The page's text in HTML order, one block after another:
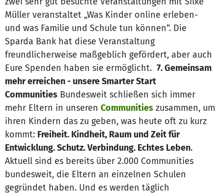
Müller veranstaltet „Was Kinder online erleben-
und was Familie und Schule tun können“. Die
Sparda Bank hat diese Veranstaltung
freundlicherweise maßgeblich gefördert, aber auch
Eure Spenden haben sie ermöglicht. 7. Gemeinsam
mehr erreichen - unsere Smarter Start
Communities Bundesweit schließen sich immer
mehr Eltern in unseren Communities zusammen, um
ihren Kindern das zu geben, was heute oft zu kurz
kommt: Freiheit. Kindheit, Raum und Zeit für
Entwicklung. Schutz. Verbindung. Echtes Leben.
Aktuell sind es bereits über 2.000 Communities
bundesweit, die Eltern an einzelnen Schulen
gegründet haben. Und es werden täglich